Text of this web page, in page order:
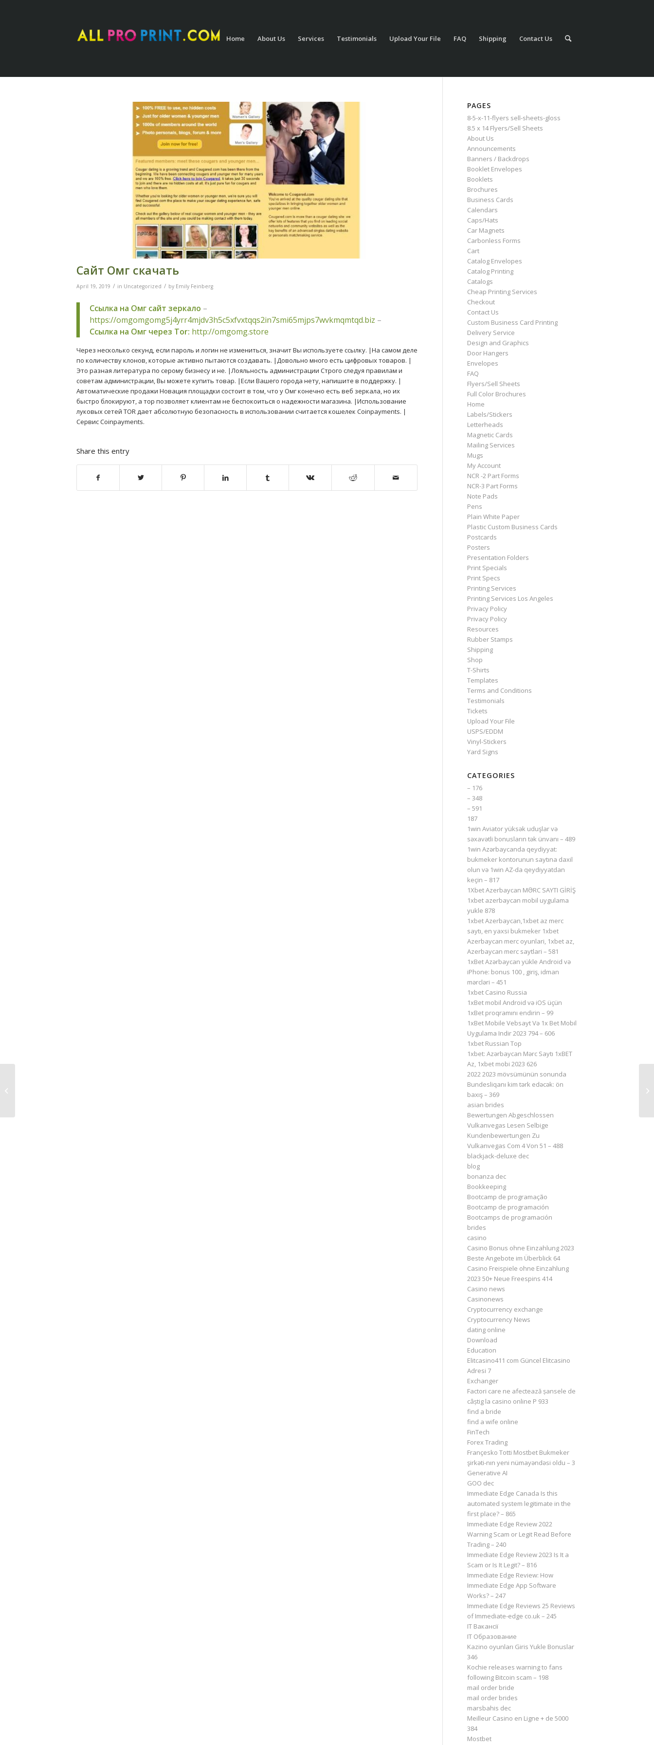
Home About Us Services Testimonials Upload Your File FAQ Shipping Contact Us
Сайт Омг скачать
April 19, 2019 / in Uncategorized / by Emily Feinberg
Ссылка на Омг сайт зеркало –
https://omgomgomg5j4yrr4mjdv3h5c5xfvxtqqs2in7smi65mjps7wvkmqmtqd.biz –
Ссылка на Омг через Tor: http://omgomg.store
Через несколько секунд, если пароль и логин не измениться, значит Вы используете ссылку. |На самом деле
по количеству клонов, которые активно пытаются создавать. |Довольно много есть цифровых товаров. |
Это разная литература по серому бизнесу и не. |Лояльность администрации Строго следуя правилам и
советам администрации, Вы можете купить товар. |Если Вашего города нету, напишите в поддержку. |
Автоматические продажи Новация площадки состоит в том, что у Омг конечно есть веб зеркала, но их
быстро блокируют, а тор позволяет клиентам не беспокоиться о надежности магазина. |Использование
луковых сетей TOR дает абсолютную безопасность в использовании считается кошелек Coinpayments. |
Сервис Coinpayments.
Share this entry
PAGES
8-5-x-11-flyers sell-sheets-gloss
8.5 x 14 Flyers/Sell Sheets
About Us
Announcements
Banners / Backdrops
Booklet Envelopes
Booklets
Brochures
Business Cards
Calendars
Caps/Hats
Car Magnets
Carbonless Forms
Cart
Catalog Envelopes
Catalog Printing
Catalogs
Cheap Printing Services
Checkout
Contact Us
Custom Business Card Printing
Delivery Service
Design and Graphics
Door Hangers
Envelopes
FAQ
Flyers/Sell Sheets
Full Color Brochures
Home
Labels/Stickers
Letterheads
Magnetic Cards
Mailing Services
Mugs
My Account
NCR -2 Part Forms
NCR-3 Part Forms
Note Pads
Pens
Plain White Paper
Plastic Custom Business Cards
Postcards
Posters
Presentation Folders
Print Specials
Print Specs
Printing Services
Printing Services Los Angeles
Privacy Policy
Privacy Policy
Resources
Rubber Stamps
Shipping
Shop
T-Shirts
Templates
Terms and Conditions
Testimonials
Tickets
Upload Your File
USPS/EDDM
Vinyl-Stickers
Yard Signs
CATEGORIES
– 176
– 348
– 591
187
1win Aviator yüksək uduşlar və
səxavətli bonusların tək ünvanı – 489
1win Azərbaycanda qeydiyyat:
bukmeker kontorunun saytına daxil
olun və 1win AZ-da qeydiyyatdan
keçin – 817
1Xbet Azerbaycan MƏRC SAYTI GİRİŞ
1xbet azerbaycan mobil uygulama
yukle 878
1xbet Azerbaycan,1xbet az merc
saytı, en yaxsi bukmeker 1xbet
Azerbaycan merc oyunlari, 1xbet az,
Azerbaycan merc saytlari – 581
1xBet Azərbaycan yükle Android və
iPhone: bonus 100 , giriş, idman
mərcləri – 451
1xbet Casino Russia
1xBet mobil Android və iOS üçün
1xBet proqramını endirin – 99
1xBet Mobile Vebsayt Və 1x Bet Mobil
Uygulama Indir 2023 794 – 606
1xbet Russian Top
1xbet: Azərbaycan Mərc Saytı 1xBET
Az, 1xbet mobi 2023 626
2022 2023 mövsümünün sonunda
Bundesliqanı kim tərk edəcək: ön
baxış – 369
asian brides
Bewertungen Abgeschlossen
Vulkanvegas Lesen Selbige
Kundenbewertungen Zu
Vulkanvegas Com 4 Von 51 – 488
blackjack-deluxe dec
blog
bonanza dec
Bookkeeping
Bootcamp de programação
Bootcamp de programación
Bootcamps de programación
brides
casino
Casino Bonus ohne Einzahlung 2023 ️
Beste Angebote im Überblick 64
Casino Freispiele ohne Einzahlung
2023 50+ Neue Freespins 414
Casino news
Casinonews
Cryptocurrency exchange
Cryptocurrency News
dating online
Download
Education
Elitcasino411 com Güncel Elitcasino
Adresi 7
Exchanger
Factori care ne afectează șansele de
câștig la casino online P 933
find a bride
find a wife online
FinTech
Forex Trading
Françesko Totti Mostbet Bukmeker
şirkəti-nın yeni nümayəndəsi oldu – 3
Generative AI
GOO dec
Immediate Edge Canada Is this
automated system legitimate in the
first place? – 865
Immediate Edge Review 2022
Warning Scam or Legit Read Before
Trading – 240
Immediate Edge Review 2023 Is It a
Scam or Is It Legit? – 816
Immediate Edge Review: How
Immediate Edge App Software
Works? – 247
Immediate Edge Reviews 25 Reviews
of Immediate-edge co.uk – 245
IT Вакансії
IT Образование
Kazino oyunları Giris Yukle Bonuslar
346
Kochie releases warning to fans
following Bitcoin scam – 198
mail order bride
mail order brides
marsbahis dec
Meilleur Casino en Ligne + de 5000
384
Mostbet